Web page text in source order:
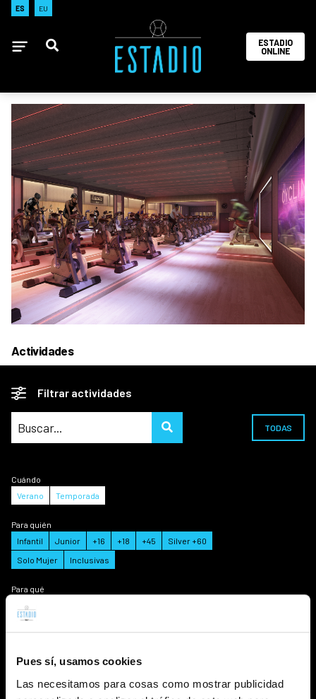
Pues sí, usamos cookies
Las necesitamos para cosas como mostrar publicidad
ES EU
ESTADIO
ONLINE
Actividades
Filtrar actividades
TODAS
Cuándo
Verano
Temporada
Para quién
Infantil
Junior +16 +18 +45
Silver +60
Solo Mujer
Inclusivas
Para qué
Agua
Fuerza
Kirol Plus
Cursos Colonias Intensivas
Fitness